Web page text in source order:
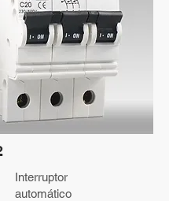
Interruptor
automático